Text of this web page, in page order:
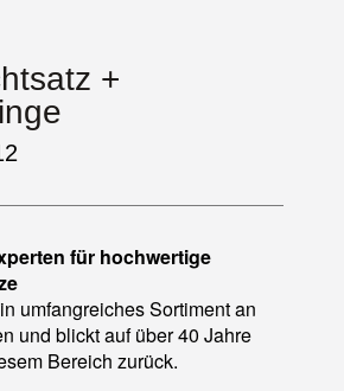
+
für hochwertige
umfangreiches Sortiment an
und blickt auf über 40 Jahre
Bereich zurück.